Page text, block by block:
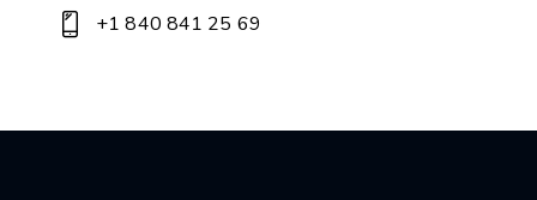
+1 840 841 25 69